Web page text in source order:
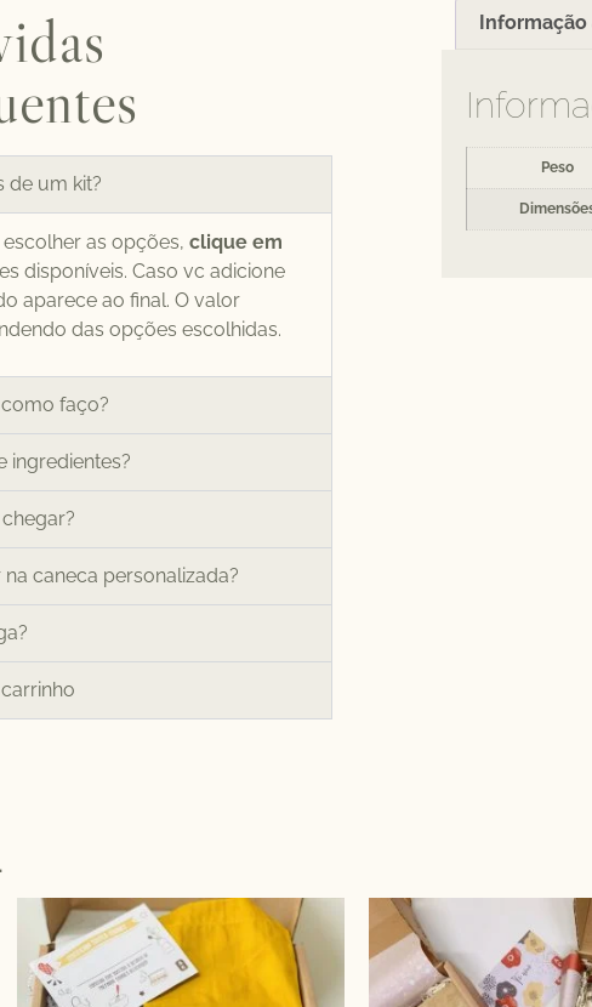
um kit?
as opções, clique em
disponíveis. Caso vc adicione
aparece ao final. O valor
das opções escolhidas.
faço?
ingredientes?
caneca personalizada?
Peso